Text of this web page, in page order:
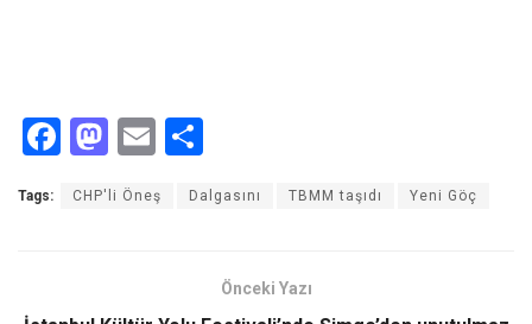
F
ce
M
st
E
ail ar
Tags: CHP'li Öneş Dalgasını TBMM taşıdı Yeni Göç
Önceki Yazı